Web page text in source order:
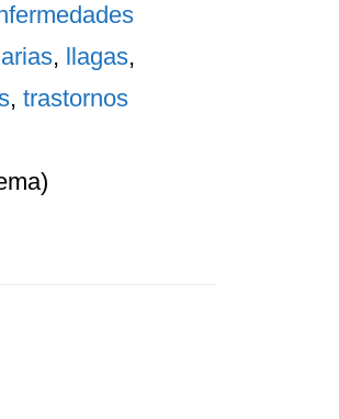
, llagas,
, trastornos